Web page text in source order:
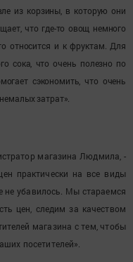
из корзины, в которую они
что где-то овощ немного
относится и к фруктам. Для
сока, что очень полезно по
сэкономить, что очень
затрат».
магазина Людмила, -
практически на все виды
не убавилось. Мы стараемся
цен, следим за качеством
магазина с тем, чтобы
посетителей».